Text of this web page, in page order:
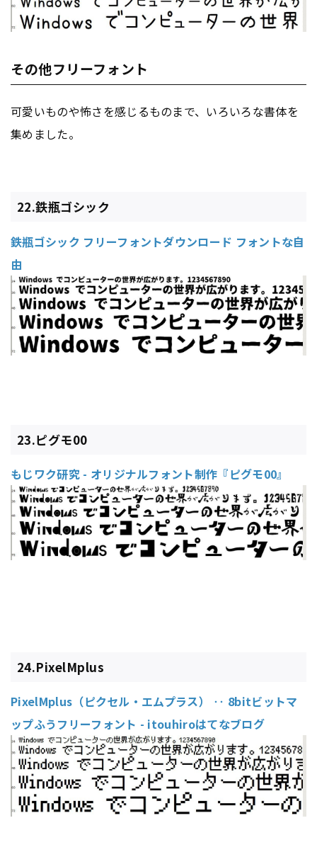
その他フリーフォント
可愛いものや怖さを感じるものまで、いろいろな書体を
集めました。
22.鉄瓶ゴシック
鉄瓶ゴシック フリーフォントダウンロード フォントな自
由
23.ピグモ00
もじワク研究 - オリジナルフォント制作『ピグモ00』
24.PixelMplus
PixelMplus（ピクセル・エムプラス） ‥ 8bitビットマ
ップふうフリーフォント - itouhiroはてなブログ